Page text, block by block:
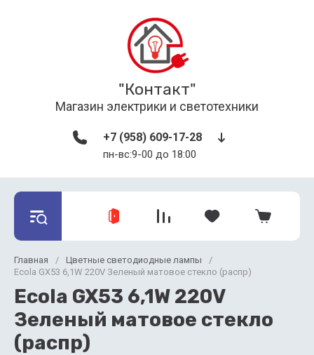
"Контакт"
Магазин электрики и светотехники
+7 (958) 609-17-28
пн-вс:9-00 до 18:00
Главная / Цветные светодиодные лампы
/
Ecola GX53 6,1W 220V Зеленый матовое стекло (распр)
Ecola GX53 6,1W 220V
Зеленый матовое стекло
(распр)